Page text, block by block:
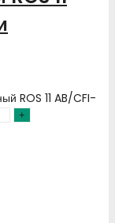
ROS 11 AB/CFI-